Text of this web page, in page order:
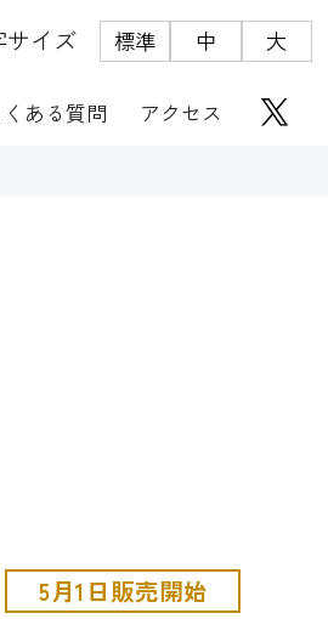
サイズ 標準 中 大
くある質問 アクセス
5月1日販売開始